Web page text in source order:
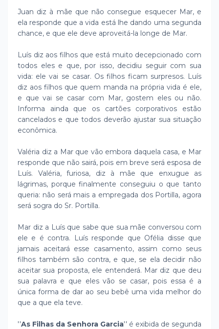
Juan diz à mãe que não consegue esquecer Mar, e
ela responde que a vida está lhe dando uma segunda
chance, e que ele deve aproveitá-la longe de Mar.
Luís diz aos filhos que está muito decepcionado com
todos eles e que, por isso, decidiu seguir com sua
vida: ele vai se casar. Os filhos ficam surpresos. Luís
diz aos filhos que quem manda na própria vida é ele,
e que vai se casar com Mar, gostem eles ou não.
Informa ainda que os cartões corporativos estão
cancelados e que todos deverão ajustar sua situação
econômica.
Valéria diz a Mar que vão embora daquela casa, e Mar
responde que não sairá, pois em breve será esposa de
Luís. Valéria, furiosa, diz à mãe que enxugue as
lágrimas, porque finalmente conseguiu o que tanto
queria: não será mais a empregada dos Portilla, agora
será sogra do Sr. Portilla.
Mar diz a Luís que sabe que sua mãe conversou com
ele e é contra. Luís responde que Ofélia disse que
jamais aceitará esse casamento, assim como seus
filhos também são contra, e que, se ela decidir não
aceitar sua proposta, ele entenderá. Mar diz que deu
sua palavra e que eles vão se casar, pois essa é a
única forma de dar ao seu bebê uma vida melhor do
que a que ela teve.
''As Filhas da Senhora Garcia'' é exibida de segunda